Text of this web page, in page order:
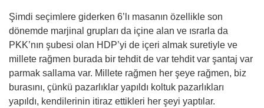
Şimdi seçimlere giderken 6’lı masanın özellikle son
dönemde marjinal grupları da içine alan ve ısrarla da
PKK’nın şubesi olan HDP’yi de içeri almak suretiyle ve
millete rağmen burada bir tehdit de var tehdit var şantaj var
parmak sallama var. Millete rağmen her şeye rağmen, biz
burasını, çünkü pazarlıklar yapıldı koltuk pazarlıkları
yapıldı, kendilerinin itiraz ettikleri her şeyi yaptılar.